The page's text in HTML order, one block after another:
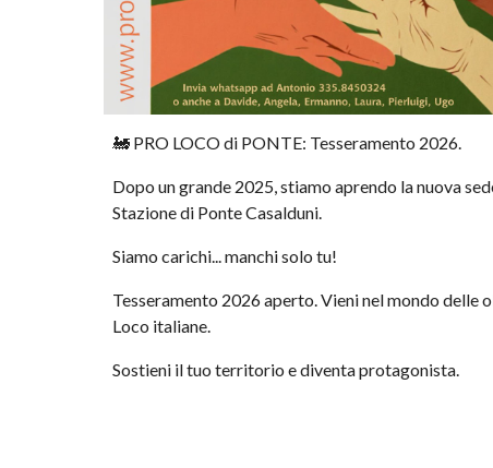
🚂 PRO LOCO di PONTE: Tesseramento 2026.
Dopo un grande 2025, stiamo aprendo la nuova
Stazione di Ponte Casalduni.
Siamo carichi... manchi solo tu!
Tesseramento 2026 aperto. Vieni nel mondo delle
Loco italiane.
Sostieni il tuo territorio e diventa protagonista.